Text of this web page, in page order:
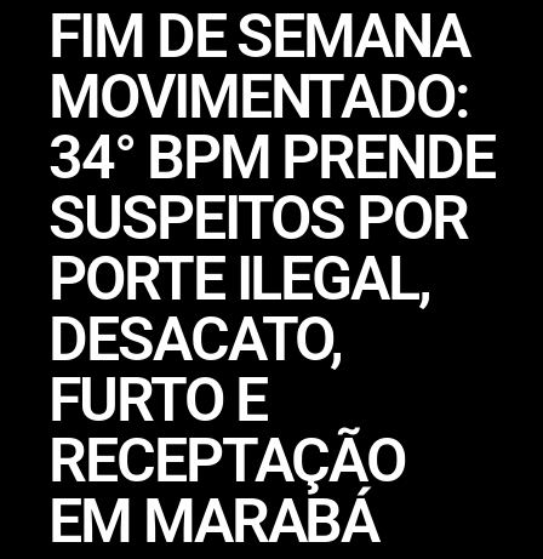
FIM DE SEMANA
MOVIMENTADO:
34° BPM PRENDE
SUSPEITOS POR
PORTE ILEGAL,
DESACATO,
FURTO E
RECEPTAÇÃO
EM MARABÁ